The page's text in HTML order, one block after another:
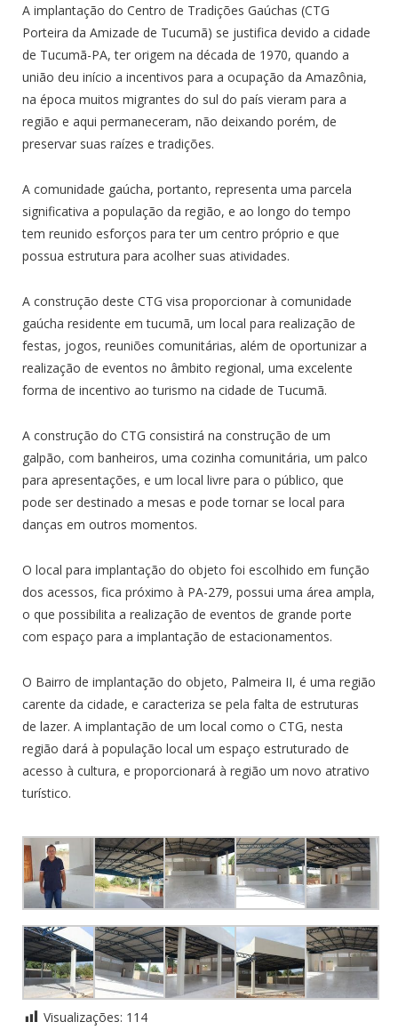
A implantação do Centro de Tradições Gaúchas (CTG
Porteira da Amizade de Tucumã) se justifica devido a cidade
de Tucumã-PA, ter origem na década de 1970, quando a
união deu início a incentivos para a ocupação da Amazônia,
na época muitos migrantes do sul do país vieram para a
região e aqui permaneceram, não deixando porém, de
preservar suas raízes e tradições.
A comunidade gaúcha, portanto, representa uma parcela
significativa a população da região, e ao longo do tempo
tem reunido esforços para ter um centro próprio e que
possua estrutura para acolher suas atividades.
A construção deste CTG visa proporcionar à comunidade
gaúcha residente em tucumã, um local para realização de
festas, jogos, reuniões comunitárias, além de oportunizar a
realização de eventos no âmbito regional, uma excelente
forma de incentivo ao turismo na cidade de Tucumã.
A construção do CTG consistirá na construção de um
galpão, com banheiros, uma cozinha comunitária, um palco
para apresentações, e um local livre para o público, que
pode ser destinado a mesas e pode tornar se local para
danças em outros momentos.
O local para implantação do objeto foi escolhido em função
dos acessos, fica próximo à PA-279, possui uma área ampla,
o que possibilita a realização de eventos de grande porte
com espaço para a implantação de estacionamentos.
O Bairro de implantação do objeto, Palmeira II, é uma região
carente da cidade, e caracteriza se pela falta de estruturas
de lazer. A implantação de um local como o CTG, nesta
região dará à população local um espaço estruturado de
acesso à cultura, e proporcionará à região um novo atrativo
turístico.
Visualizações: 114